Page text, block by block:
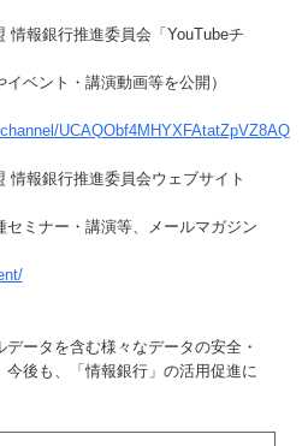
報銀行推進委員会「YouTubeチ
ベント・講演動画等を公開）
UCAQObf4MHYXFAtatZpVZ8AQ
報銀行推進委員会ウェブサイト
ミナー・講演等、メールマガジン
ータを含む様々なデータの安全・
後も、「情報銀行」の活用促進に